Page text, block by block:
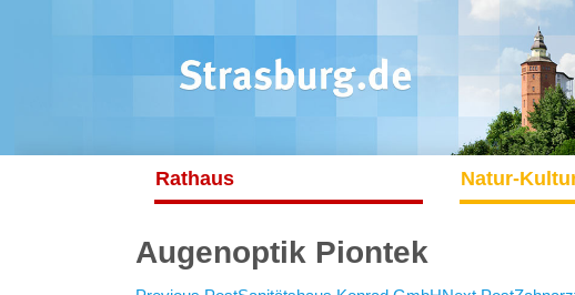
Rathaus Natur-
Augenoptik Piontek